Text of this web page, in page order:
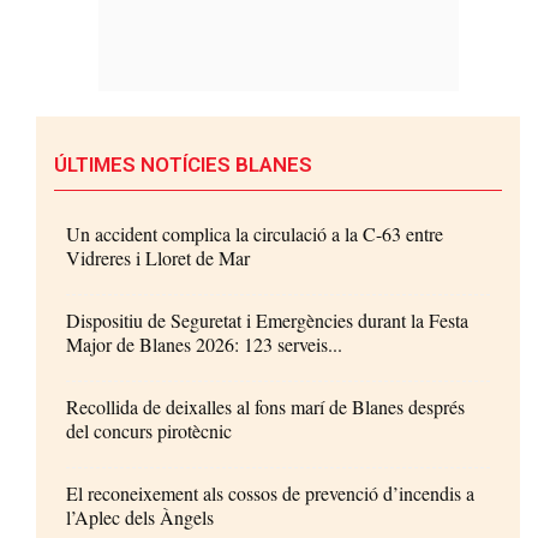
ÚLTIMES NOTÍCIES BLANES
Un accident complica la circulació a la C-63 entre
Vidreres i Lloret de Mar
Dispositiu de Seguretat i Emergències durant la Festa
Major de Blanes 2026: 123 serveis...
Recollida de deixalles al fons marí de Blanes després
del concurs pirotècnic
El reconeixement als cossos de prevenció d’incendis a
l’Aplec dels Àngels